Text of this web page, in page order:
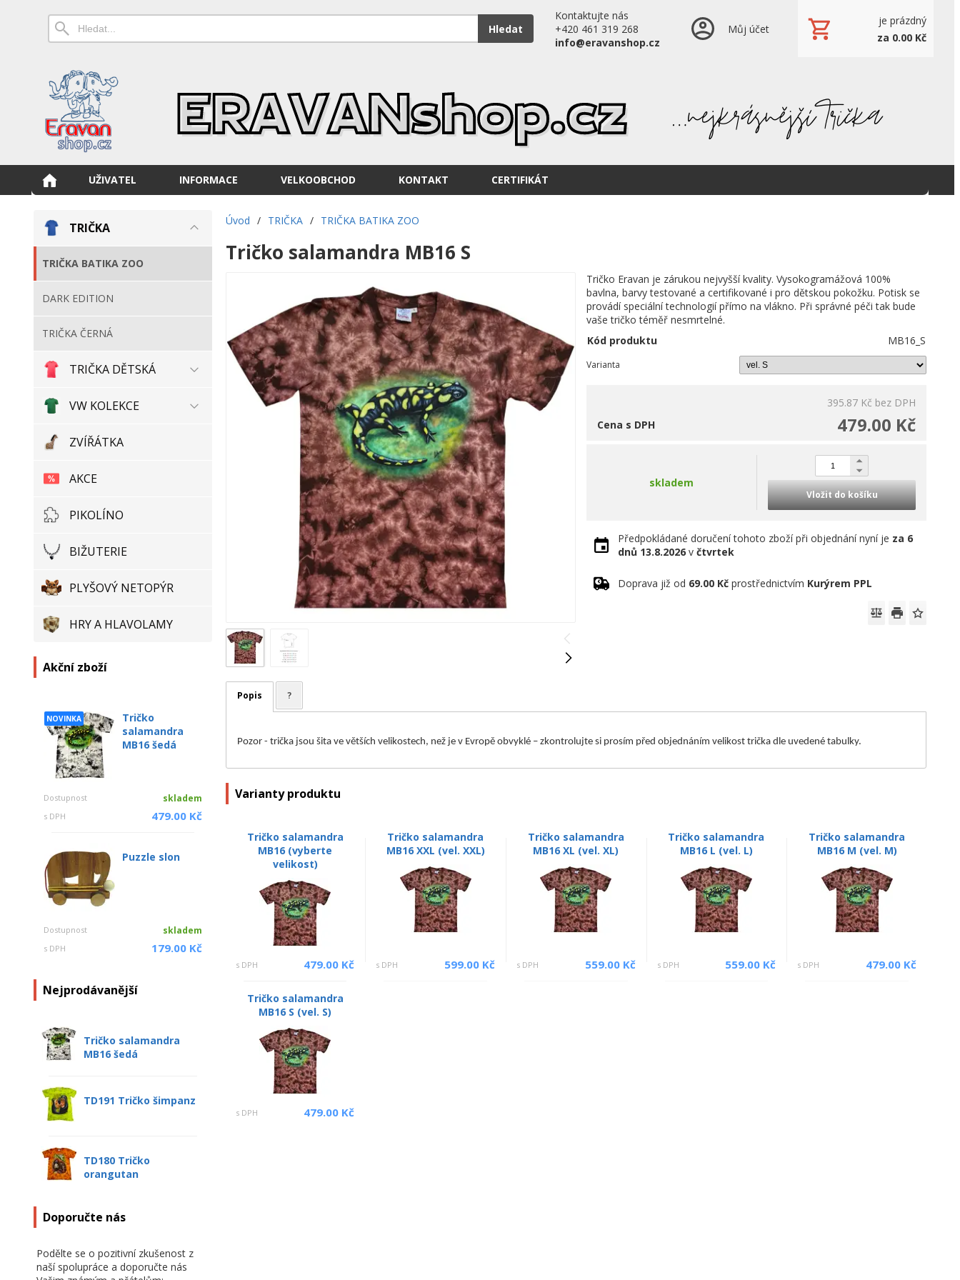
Hledat
Kontaktujte nás
+420 461 319 268
info@eravanshop.cz
Můj účet
je prázdný
za 0.00 Kč
UŽIVATEL INFORMACE VELKOOBCHOD KONTAKT CERTIFIKÁT
TRIČKA
TRIČKA BATIKA ZOO
DARK EDITION
TRIČKA ČERNÁ
TRIČKA DĚTSKÁ
VW KOLEKCE
ZVÍŘÁTKA
AKCE
PIKOLÍNO
BIŽUTERIE
PLYŠOVÝ NETOPÝR
HRY A HLAVOLAMY
Akční zboží
NOVINKA
Tričko
salamandra
MB16 šedá
Dostupnost skladem
s DPH 479.00 Kč
Puzzle slon
Dostupnost skladem
s DPH 179.00 Kč
Nejprodávanější
Tričko salamandra
MB16 šedá
TD191 Tričko šimpanz
TD180 Tričko
orangutan
Doporučte nás
Podělte se o pozitivní zkušenost z
naší spolupráce a doporučte nás
Úvod / TRIČKA / TRIČKA BATIKA ZOO
Tričko salamandra MB16 S
Tričko Eravan je zárukou nejvyšší kvality. Vysokogramážová 100%
bavlna, barvy testované a certifikované i pro dětskou pokožku. Potisk se
provádí speciální technologií přímo na vlákno. Při správné péči tak bude
vaše tričko téměř nesmrtelné.
Kód produktu
MB16_S
Varianta
395.87 Kč bez DPH
479.00 Kč
Cena s DPH
skladem
Vložit do košíku
Předpokládané doručení tohoto zboží při objednání nyní je za 6
dnů 13.8.2026 včtvrtek
Doprava již od 69.00 Kč prostřednictvím Kurýrem PPL
Popis ?
Pozor - trička jsou šita ve větších velikostech, než je v Evropě obvyklé – zkontrolujte si prosím před objednáním velikost trička dle uvedené tabulky.
Varianty produktu
Tričko salamandra
MB16 (vyberte
velikost)
s DPH 479.00 Kč
Tričko salamandra
MB16 XXL (vel. XXL)
s DPH 599.00 Kč
Tričko salamandra
MB16 XL (vel. XL)
s DPH 559.00 Kč
Tričko salamandra
MB16 L (vel. L)
s DPH 559.00 Kč
Tričko salamandra
MB16 M (vel. M)
s DPH 479.00 Kč
Tričko salamandra
MB16 S (vel. S)
s DPH 479.00 Kč